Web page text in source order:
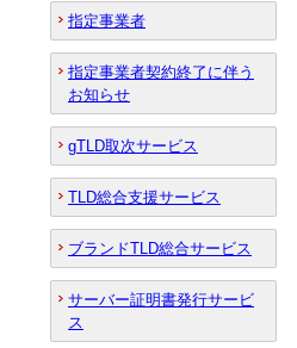
指定事業者
指定事業者契約終了に伴う
お知らせ
gTLD取次サービス
TLD総合支援サービス
ブランドTLD総合サービス
サーバー証明書発行サービ
ス